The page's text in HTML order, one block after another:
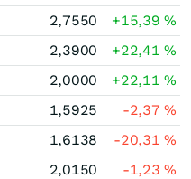
2,7550 +15,39%
2,3900 +22,41%
2,0000 +22,11%
1,5925 -2,37%
1,6138 -20,31%
2,0150 -1,23%